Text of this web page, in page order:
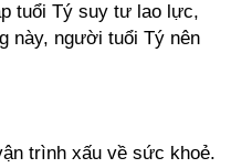
tuổi Tý suy tư lao lực,
này, người tuổi Tý nên
trình xấu về sức khoẻ.